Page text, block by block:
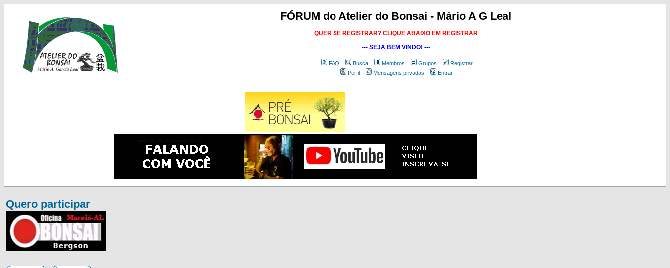
FÓRUM do Atelier do Bonsai - Mário A G Leal
QUER SE REGISTRAR? CLIQUE ABAIXO EM REGISTRAR
--- SEJA BEM VINDO! ---
FAQ Busca Membros Grupos
Registrar
Perfil
Mensagens privadas Entrar
Quero participar